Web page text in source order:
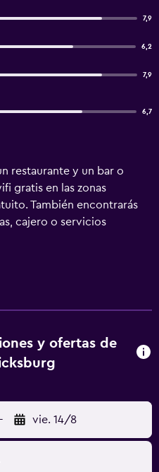
7,9
6,2
7,9
6,7
restaurante y un bar o
gratis en las zonas
También encontrarás
cajero o servicios
Se ofrece un
Bally's Vicksburg Casino
cambio de toallas y
servicio de limpieza a
y ofertas de
- vie. 14/8